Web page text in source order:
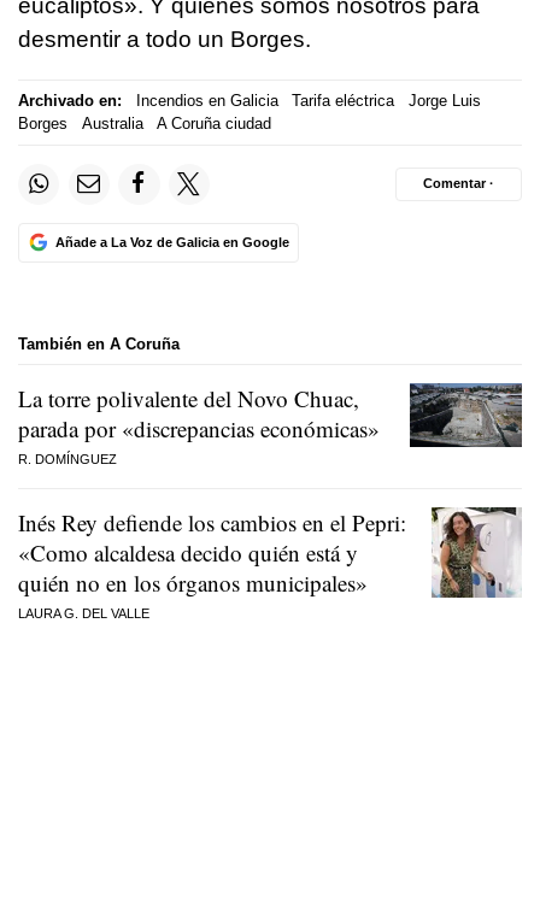
eucaliptos». Y quiénes somos nosotros para
desmentir a todo un Borges.
Archivado en: Incendios en Galicia Tarifa eléctrica
Jorge Luis
Borges
Australia A Coruña ciudad
Añade a La Voz de Galicia en Google
Comentar ·
También en A Coruña
La torre polivalente del Novo Chuac,
parada por «discrepancias económicas»
R. DOMÍNGUEZ
Inés Rey defiende los cambios en el Pepri:
«Como alcaldesa decido quién está y
quién no en los órganos municipales»
LAURA G. DEL VALLE